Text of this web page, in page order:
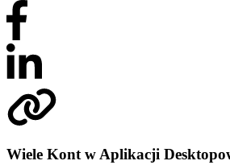
Wiele Kont w Aplikacji